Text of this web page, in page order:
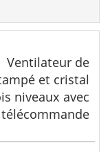
Ventilateur de
et cristal
niveaux avec
télécommande